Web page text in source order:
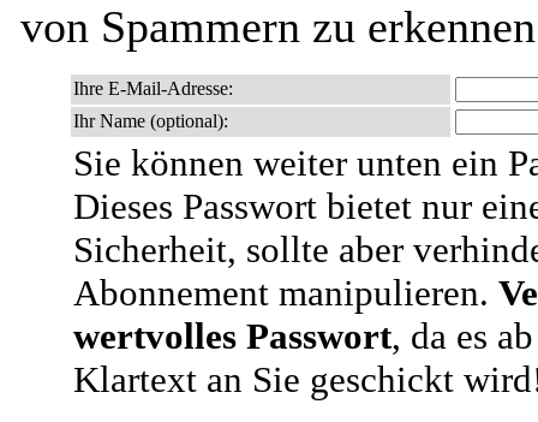
von Spammern zu
Ihre E-Mail-Adresse:
Ihr Name (optional):
Sie können weiter unten ein
Dieses Passwort bietet nur
Sicherheit, sollte aber
Abonnement manipulieren.
wertvolles Passwort, da es
Klartext an Sie geschickt